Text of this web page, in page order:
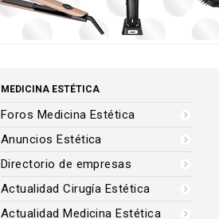
MEDICINA ESTÉTICA
Foros Medicina Estética
Anuncios Estética
Directorio de empresas
Actualidad Cirugía Estética
Actualidad Medicina Estética